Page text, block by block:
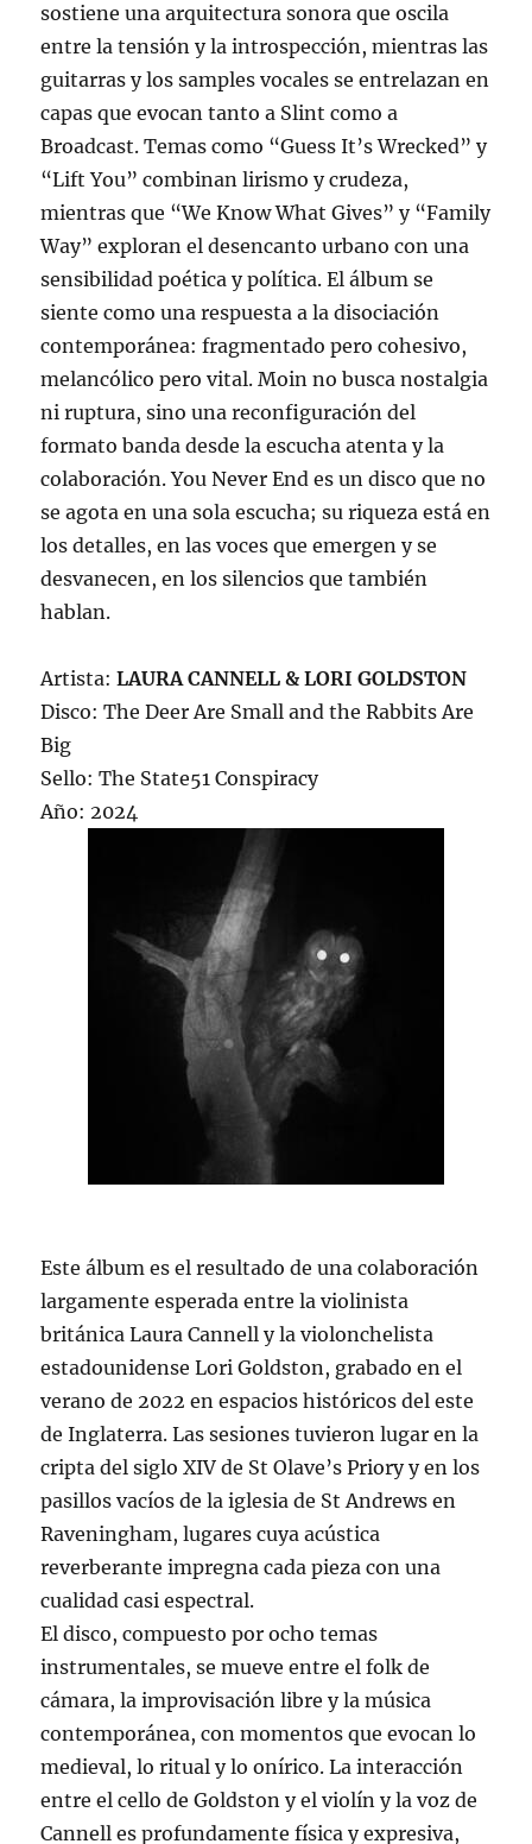
sostiene una arquitectura sonora que oscila
entre la tensión y la introspección, mientras las
guitarras y los samples vocales se entrelazan en
capas que evocan tanto a Slint como a
Broadcast. Temas como “Guess It’s Wrecked” y
“Lift You” combinan lirismo y crudeza,
mientras que “We Know What Gives” y “Family
Way” exploran el desencanto urbano con una
sensibilidad poética y política. El álbum se
siente como una respuesta a la disociación
contemporánea: fragmentado pero cohesivo,
melancólico pero vital. Moin no busca nostalgia
ni ruptura, sino una reconfiguración del
formato banda desde la escucha atenta y la
colaboración. You Never End es un disco que no
se agota en una sola escucha; su riqueza está en
los detalles, en las voces que emergen y se
desvanecen, en los silencios que también
hablan.
Artista:LAURA CANNELL & LORI GOLDSTON
Disco: The Deer Are Small and the Rabbits Are
Big
Sello: The State51 Conspiracy
Año: 2024
Este álbum es el resultado de una colaboración
largamente esperada entre la violinista
británica Laura Cannell y la violonchelista
estadounidense Lori Goldston, grabado en el
verano de 2022 en espacios históricos del este
de Inglaterra. Las sesiones tuvieron lugar en la
cripta del siglo XIV de St Olave’s Priory y en los
pasillos vacíos de la iglesia de St Andrews en
Raveningham, lugares cuya acústica
reverberante impregna cada pieza con una
cualidad casi espectral.
El disco, compuesto por ocho temas
instrumentales, se mueve entre el folk de
cámara, la improvisación libre y la música
contemporánea, con momentos que evocan lo
medieval, lo ritual y lo onírico. La interacción
entre el cello de Goldston y el violín y la voz de
Cannell es profundamente física y expresiva,